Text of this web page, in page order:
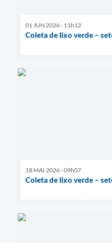
01 JUN 2026 - 11h12
Coleta de lixo verde –
18 MAI 2026 - 09h07
Coleta de lixo verde –